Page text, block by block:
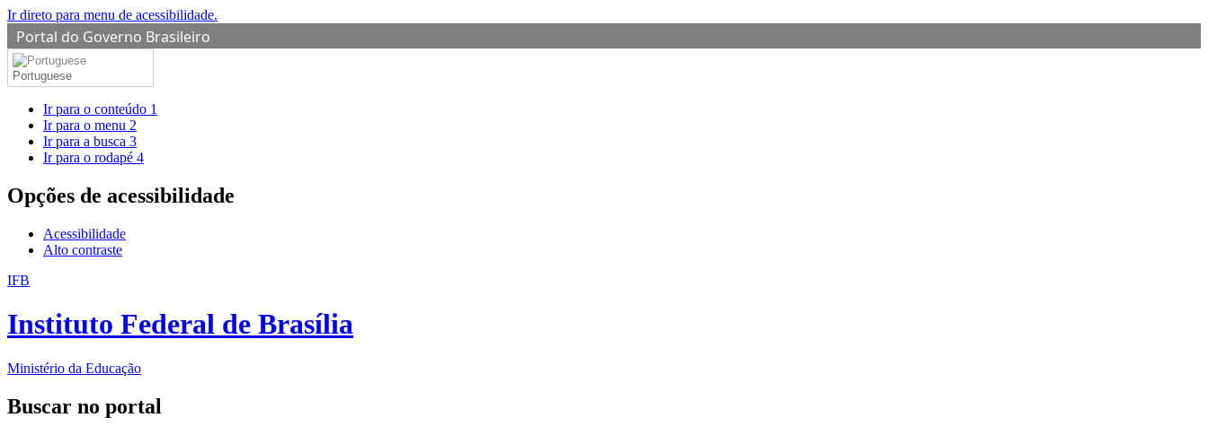
Ir direto para menu de acessibilidade.
Portal do Governo Brasileiro
Portuguese
Ir para o conteúdo 1
Ir para o menu 2
Ir para a busca 3
Ir para o rodapé 4
Opções de acessibilidade
Acessibilidade
Alto contraste
IFB
Instituto Federal de Brasília
Ministério da Educação
Buscar no portal